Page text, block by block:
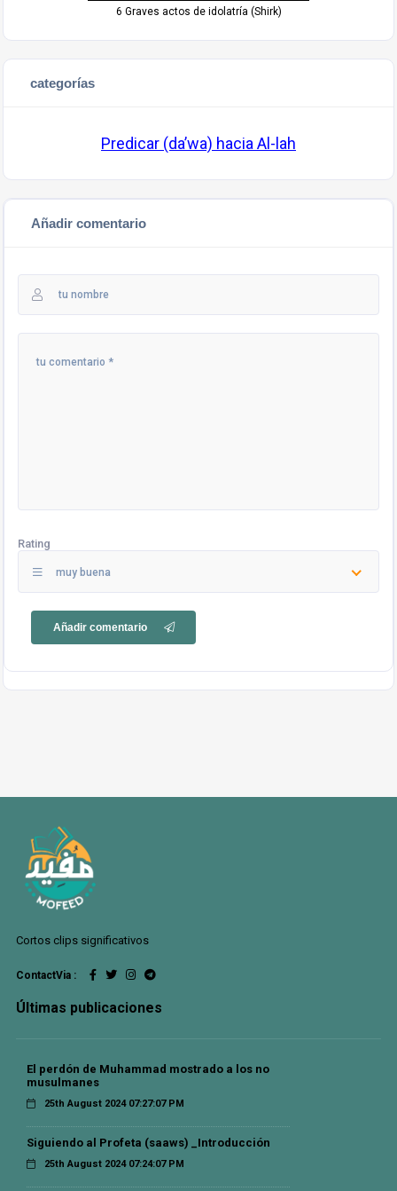
6 Graves actos de idolatría (Shirk)
categorías
Predicar (da’wa) hacia Al-lah
Añadir comentario
Rating
muy buena
Añadir comentario
Cortos clips significativos
ContactVia :
Últimas publicaciones
El perdón de Muhammad mostrado a los no
musulmanes
25th August 2024 07:27:07 PM
Siguiendo al Profeta (saaws) _Introducción
25th August 2024 07:24:07 PM